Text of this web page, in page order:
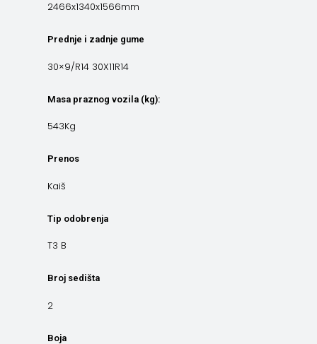
2466x1340x1566mm
Prednje i zadnje gume
30×9/R14 30X11R14
Masa praznog vozila (kg):
543Kg
Prenos
Kaiš
Tip odobrenja
T3 B
Broj sedišta
2
Boja